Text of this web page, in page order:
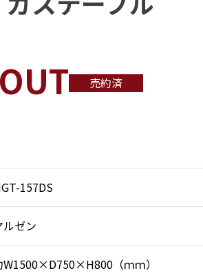
売約済
157DS
ルゼン
W1500×D750×H800（ｍｍ）